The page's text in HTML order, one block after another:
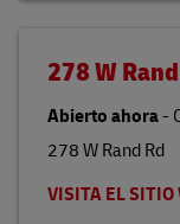
278 W
Abierto ahora-
278 W Rand Rd
VISITA EL